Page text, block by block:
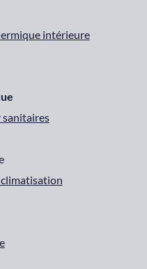
intérieure
sanitaires